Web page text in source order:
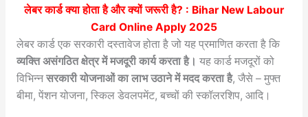
लेबर कार्ड क्या होता है और क्यों जरूरी है? : Bihar New Labour
Card Online Apply 2025
लेबर कार्ड एक सरकारी दस्तावेज होता है जो यह प्रमाणित करता है कि
व्यक्ति असंगठित क्षेत्र में मजदूरी कार्य करता है। यह कार्ड मजदूरों को
विभिन्नसरकारी योजनाओं का लाभ उठाने में मदद करता है, जैसे – मुफ्त
बीमा, पेंशन योजना, स्किल डेवलपमेंट, बच्चों की स्कॉलरशिप, आदि।